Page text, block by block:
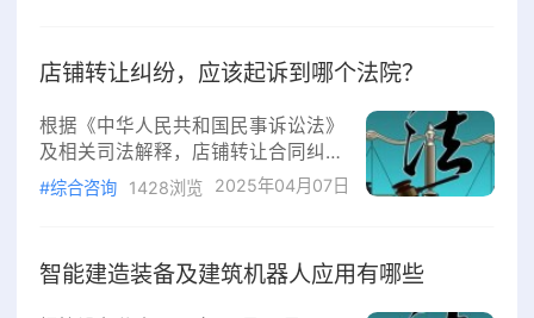
适用房、共有产权房）的买卖合同涉
及物权变动，通常被认定为不动产纠
注意，若争议仅涉及合同履行（如付
款义务），不直接涉及产权登记，则
可能不适用专属管辖。协议管辖的效
店铺转让纠纷，应该起诉到哪个法院？
根据《中华人民共和国民事诉讼法》
及相关司法解释，店铺转让合同纠纷
的管辖法院需结合以下规则确定：
合同履行地、合同签订地等），且该
约定符合法律规定（不违反级别管辖
#综合咨询 1428浏览 2025年04月07日
智能建造装备及建筑机器人应用有哪些